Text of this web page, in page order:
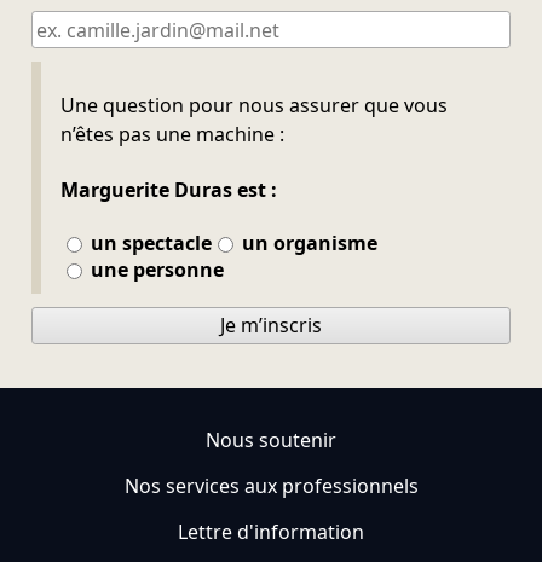
Une question pour nous assurer que vous
n’êtes pas une machine :
Marguerite Duras est :
un spectacle
un organisme
une personne
Ne pas remplir
Je m’inscris
Nous soutenir
Nos services aux professionnels
Lettre d'information